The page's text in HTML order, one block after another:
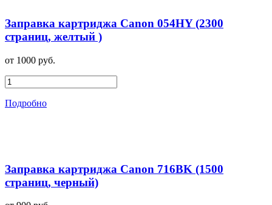
Заправка картриджа Canon 054HY (2300
страниц, желтый )
от 1000 руб.
Подробно
Заправка картриджа Canon 716BK (1500
страниц, черный)